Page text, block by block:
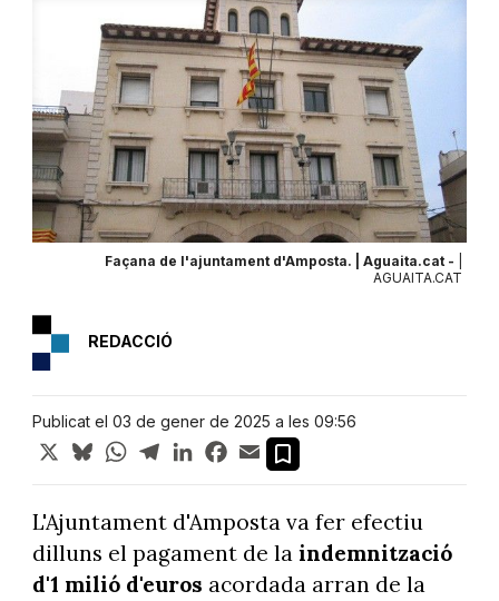
Façana de l'ajuntament d'Amposta. | Aguaita.cat -
AGUAITA.CAT
REDACCIÓ
Publicat el 03 de gener de 2025 a les 09:56
X BlueskyWhatsApp
TelegramLinkedInFacebook
Email
L'Ajuntament d'Amposta va fer efectiu
dilluns el pagament de la indemnització
d'1 milió d'euros acordada arran de la